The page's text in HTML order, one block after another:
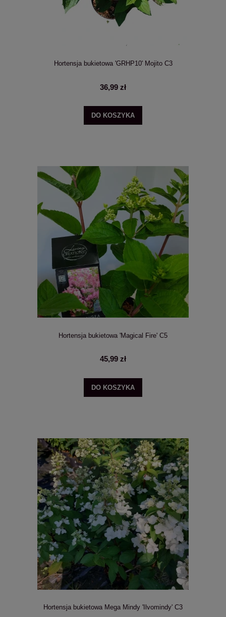
Hortensja bukietowa 'GRHP10' Mojito C3
36,99 zł
DO KOSZYKA
Hortensja bukietowa 'Magical Fire' C5
45,99 zł
DO KOSZYKA
Hortensja bukietowa Mega Mindy 'Ilvomindy' C3